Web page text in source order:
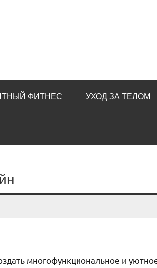
ФИТНЕС УХОД ЗА ТЕЛОМ
многофункциональное и